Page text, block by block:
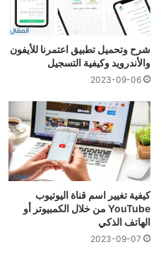
شرح وتحميل تطبيق اعتمرنا للأيفون
والأندرويد وكيفية التسجيل
2023-09-06
كيفية تغيير اسم قناة اليوتيوب
YouTube من خلال الكمبيوتر أو
الهاتف الذكي
2023-09-07